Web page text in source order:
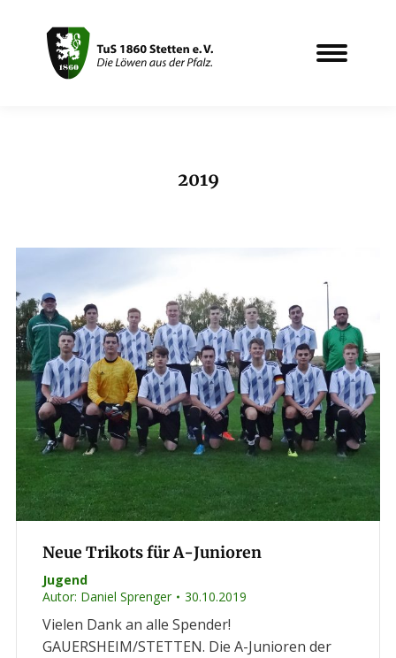
2019
Neue Trikots für A-Junioren
Jugend
Autor: Daniel Sprenger 30.10.2019
Vielen Dank an alle Spender!
GAUERSHEIM/STETTEN. Die A-Junioren der